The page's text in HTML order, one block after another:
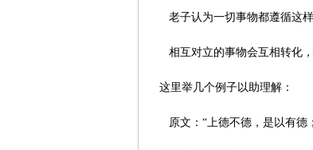
老子认为一切事物都遵循这样
相互对立的事物会互相转化，
这里举几个例子以助理解：
原文：“上德不德，是以有德